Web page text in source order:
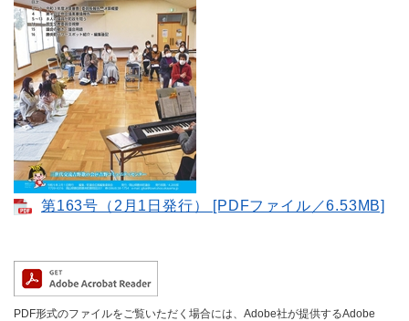
第163号（2月1日発行） [PDFファイル／6.53MB]
PDF形式のファイルをご覧いただく場合には、Adobe社が提供するAdobe